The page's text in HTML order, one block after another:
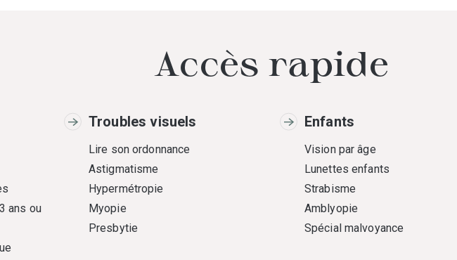
Accès rapide
ans ou
Troubles visuels
Lire son ordonnance
Astigmatisme
Hypermétropie
Myopie
Presbytie
Enfants
Vision par âge
Lunettes enfants
Strabisme
Amblyopie
Spécial malvoyance